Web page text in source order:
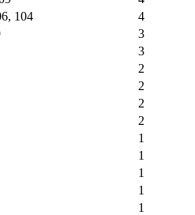
104
4
3
3
2
2
2
2
1
1
1
1
1